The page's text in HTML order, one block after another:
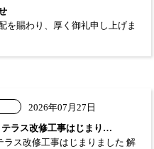
を賜わり、厚く御礼申し上げま
2026年07月27日
ラス改修工事はじまり…
ス改修工事はじまりました 解